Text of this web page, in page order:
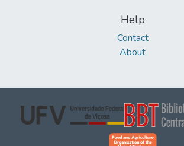
Help
Contact
About